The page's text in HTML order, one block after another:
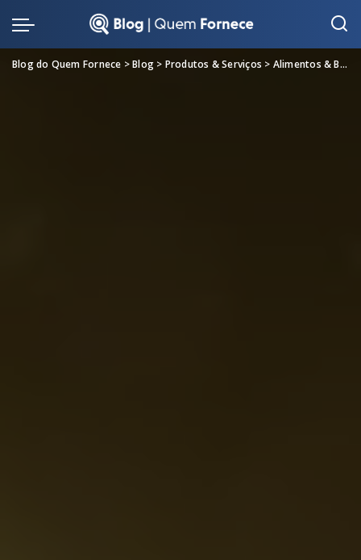
Blog do Quem Fornece >Blog > Produtos & Serviços > Alimentos & Bebidas